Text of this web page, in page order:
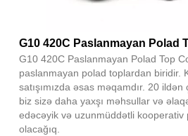
G10 420C Paslanmayan Polad
G10 420C Paslanmayan Polad Top
paslanmayan polad toplardan biridir.
satışımızda əsas məqamdır. 20
biz sizə daha yaxşı məhsullar və
edəcəyik və uzunmüddətli kooperativ
olacağıq.